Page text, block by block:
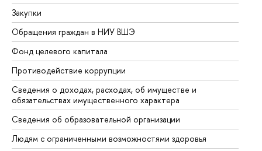
Закупки
Обращения граждан в НИУ ВШЭ
Фонд целевого капитала
Противодействие коррупции
Сведения о доходах, расходах, об имуществе и
обязательствах имущественного характера
Сведения об образовательной организации
Людям с ограниченными возможностями здоровья